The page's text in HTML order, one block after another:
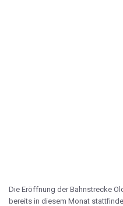
Die Eröffnung der Bahnstrecke
bereits in diesem Monat